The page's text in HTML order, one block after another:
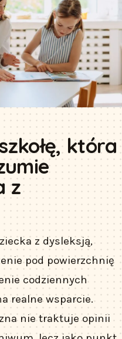
która
z
z dysleksją,
pod powierzchnię
codziennych
realne wsparcie.
nie traktuje opinii